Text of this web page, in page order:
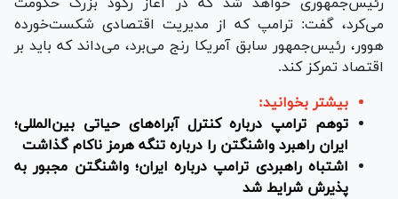
می‌کرد، گفت: ترامپ که از مدیریت اقتصادی شکست‌خورده
هوور، رئیس‌جمهور سابق آمریکا رنج می‌برد، می‌داند که باید بر
اقتصاد تمرکز کند.
بیشتر بخوانید:
توهم ترامپ درباره کنترل آبراه‌های حیاتی بین‌المللی؛
ایران راهبرد واشنگتن را درباره تنگه هرمز ناکام گذاشت
اشتباه راهبردی ترامپ درباره ایران؛ واشنگتن مجبور به
پذیرش شرایط شد